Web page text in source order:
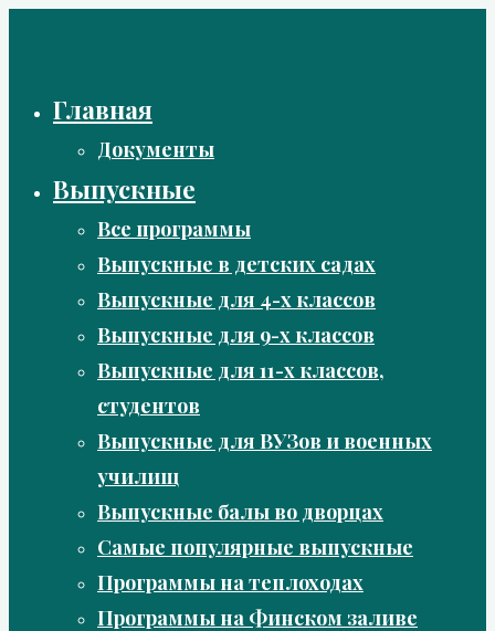
Главная
Документы
Выпускные
Все программы
Выпускные в детских садах
Выпускные для 4-х классов
Выпускные для 9-х классов
Выпускные для 11-х классов,
студентов
Выпускные для ВУЗов и военных
училищ
Выпускные балы во дворцах
Самые популярные выпускные
Программы на теплоходах
Программы на Финском заливе